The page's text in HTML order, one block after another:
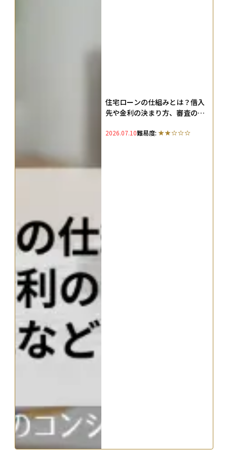
住宅ローンの仕組みとは？借入
先や金利の決まり方、審査の流
2026.07.10難易度: